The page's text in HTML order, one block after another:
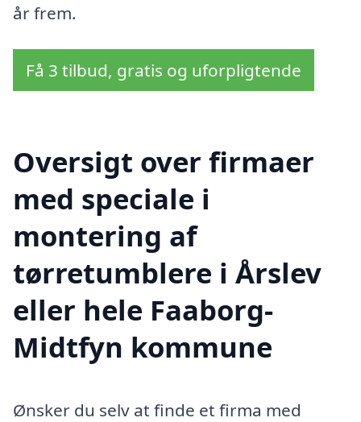
år frem.
Få 3 tilbud, gratis og uforpligtende
Oversigt over firmaer
med speciale i
montering af
tørretumblere i Årslev
eller hele Faaborg-
Midtfyn kommune
Ønsker du selv at finde et firma med